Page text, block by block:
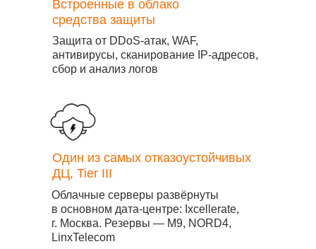
Защита от DDoS-атак, WAF,
антивирусы, сканирование IP-адресов,
сбор и анализ логов
Встроенные в облако
средства защиты
Облачные серверы развёрнуты
в основном дата-центре: Ixcellerate,
г. Москва. Резервы — М9, NORD4,
LinxTelecom
Один из самых отказоустойчивых
ДЦ, Tier III